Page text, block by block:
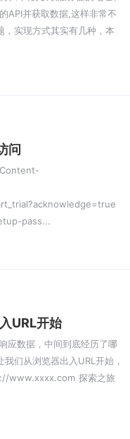
API并获取数据,这样非常不
，实现方式其实有几种，本
问
pass...
URL开始
应数据，中间到底经历了哪
们从浏览器出入URL开始，
www.xxxx.com 探索之旅